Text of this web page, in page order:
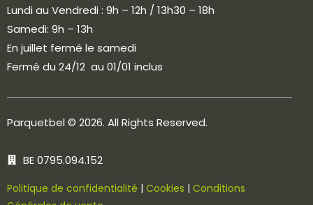
Lundi au Vendredi : 9h – 12h / 13h30 – 18h
Samedi: 9h – 13h
En juillet fermé le samedi
Fermé du 24/12 au 01/01 inclus
Parquetbel © 2026. All Rights Reserved.
BE 0795.094.152
Politique de confidentialité | Cookies | Conditions